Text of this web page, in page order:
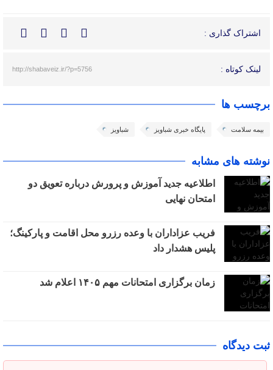
اشتراک گذاری :
لینک کوتاه : http://shabaveiz.ir/?p=5756
برچسب ها
بیمه سلامت پایگاه خبری شباویز شباویز
نوشته های مشابه
اطلاعیه جدید آموزش و پرورش درباره تعویق دو
امتحان نهایی
فریب عزاداران با وعده رزرو محل اقامت و پارکینگ؛
پلیس هشدار داد
زمان برگزاری امتحانات مهم ۱۴۰۵ اعلام شد
ثبت دیدگاه